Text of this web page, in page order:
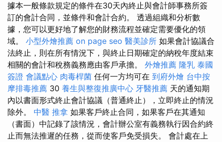
據本一般條款規定的條件在30天內終止與會計師事務所簽
訂的會計合同，並條件和會計合約。 透過組織和分析數
據，您可以更好地了解您的財務流程並確定需要優化的領
域。 小型外燴推薦 on page seo 醫美診所 如果會計協議合
法終止，則在所有情況下，與終止日期確定的納稅年度結束
相關的會計和稅務義務應由客戶承擔。 外燴推薦 隆乳 泰國
簽證 會議點心 肉毒桿菌 任何一方均可在 到府外燴 台中按
摩排毒推薦 30 養生與整復推廣中心 牙醫推薦 天的通知期
內以書面形式終止會計協議（普通終止），立即終止的情況
除外。 中醫 推拿 如果客戶終止合同，如果客戶在其通知
（書面）中記錄了該情況，會計辦公室有義務執行因合約終
止而無法推遲的任務，從而使客戶免受損失。 會計處在上